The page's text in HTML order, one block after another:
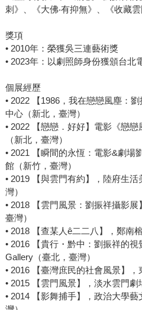
刺》、《大佛‧有抑無》、《收藏雲
獎項
• 2010年：榮獲吳三連藝術獎
• 2023年：以劇照師身份獲頒台北
個展經歷
• 2022 【1986，我在戀戀風塵：
中心（新北，臺灣）
• 2022 【戀戀．好好】電影《戀
（新北，臺灣）
• 2021 【瞬間的永恆：電影&劇場
館（新竹，臺灣）
• 2019 【與雲門有約】，陸府生
灣）
• 2018 【雲門風景：劉振祥攝影
臺灣）
• 2018 【查某人ê二二八】，鄭南
• 2016 【貴行・黔中：劉振祥的
Gallery（臺北，臺灣）
• 2016 【臺灣庶民的社會風景】，
• 2015 【雲門風景】，淡水雲門劇
• 2014 【影舞捕手】，政治大學